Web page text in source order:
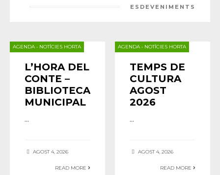
ESDEVENIMENTS
AGENDA • NOTÍCIES HORTA
L’HORA DEL
CONTE –
BIBLIOTECA
MUNICIPAL
...
AGOST 4, 2026
READ MORE
AGENDA • NOTÍCIES HORTA
TEMPS DE
CULTURA
AGOST
2026
...
AGOST 4, 2026
READ MORE